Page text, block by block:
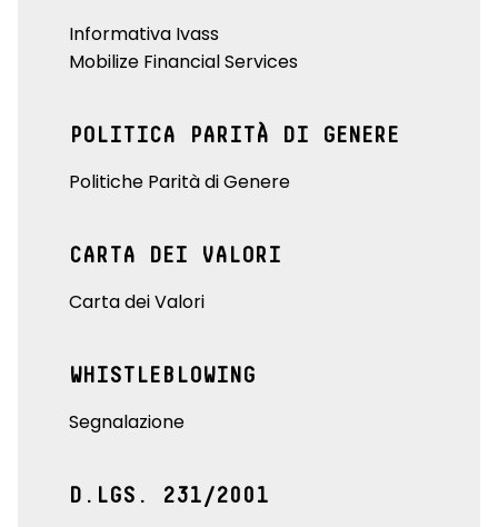
Informativa Ivass
Mobilize Financial Services
POLITICA PARITÀ DI GENERE
Politiche Parità di Genere
CARTA DEI VALORI
Carta dei Valori
WHISTLEBLOWING
Segnalazione
D.LGS. 231/2001